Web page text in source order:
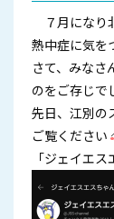
７月になり
熱中症に気を
さて、みなさ
のをご存じで
先日、江別の
ご覧ください
「ジェイエ